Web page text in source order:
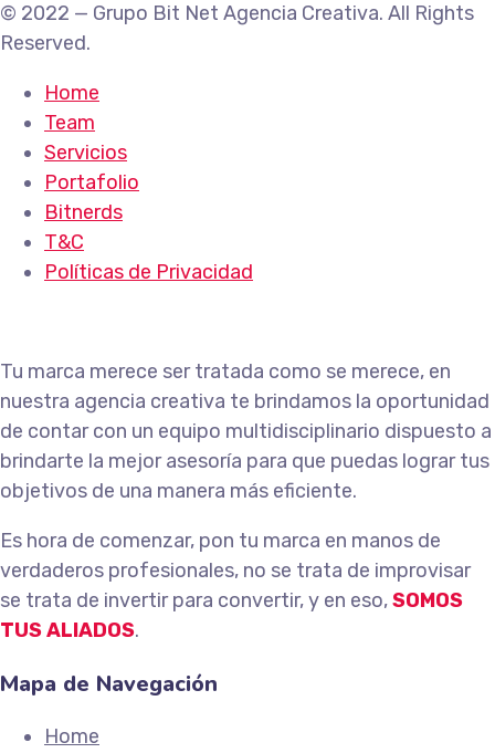
© 2022 — Grupo Bit Net Agencia Creativa. All Rights
Reserved.
Home
Team
Servicios
Portafolio
Bitnerds
T&C
Políticas de Privacidad
Tu marca merece ser tratada como se merece, en
nuestra agencia creativa te brindamos la oportunidad
de contar con un equipo multidisciplinario dispuesto a
brindarte la mejor asesoría para que puedas lograr tus
objetivos de una manera más eficiente.
Es hora de comenzar, pon tu marca en manos de
verdaderos profesionales, no se trata de improvisar
se trata de invertir para convertir, y en eso,SOMOS
TUS ALIADOS.
Mapa de Navegación
Home